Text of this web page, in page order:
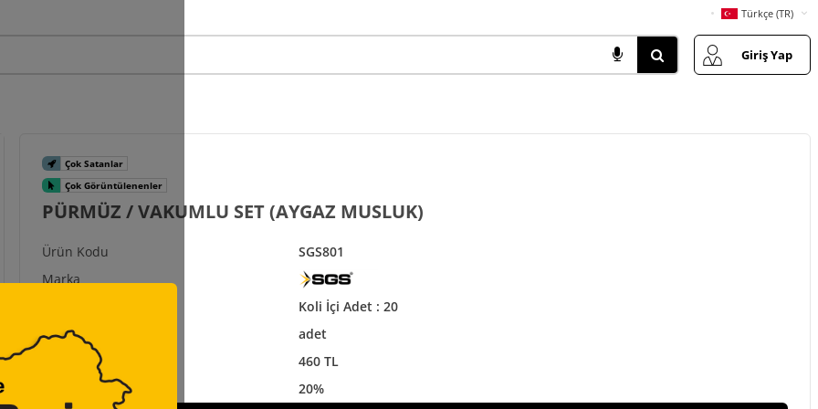
Türkçe (TR)
Giriş Yap
SGS801
PÜRMÜZ / VAKUMLU SET (AYGAZ MUSLUK)
Koli İçi Adet : 20
adet
460 TL
20%